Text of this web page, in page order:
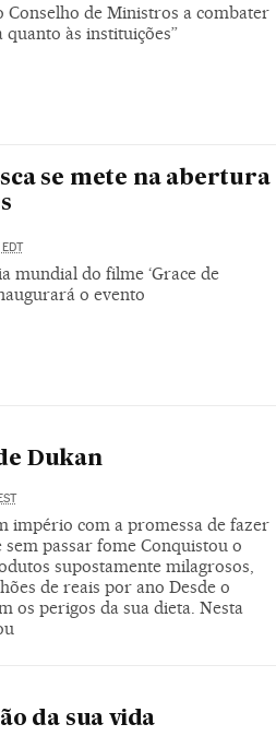
Conselho de Ministros a combater
quanto às instituições”
se mete na abertura
EDT
mundial do filme ‘Grace de
o evento
Dukan
império com a promessa de fazer
passar fome Conquistou o
supostamente milagrosos,
de reais por ano Desde o
os perigos da sua dieta. Nesta
da sua vida